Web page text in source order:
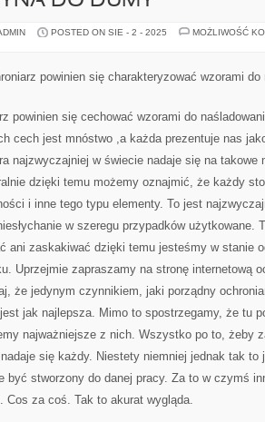
POSTED ON SIE - 2 - 2025
MOŻLIWOŚĆ
powinien się charakteryzować wzorami
powinien się cechować wzorami do
cech jest mnóstwo ,a każda prezentuje nas
najzwyczajniej w świecie nadaje się na takowe
dzięki temu możemy oznajmić, że każdy
i inne tego typu elementy. To jest
w szeregu przypadków użytkowane.
ani zaskakiwać dzięki temu jesteśmy w stanie
Uprzejmie zapraszamy na stronę internetową
że jedynym czynnikiem, jaki porządny
jak najlepsza. Mimo to spostrzegamy, że tu
najważniejsze z nich. Wszystko po to, żeby
się każdy. Niestety niemniej jednak tak
być stworzony do danej pracy. Za to w czymś
Cos za coś. Tak to akurat wygląda.